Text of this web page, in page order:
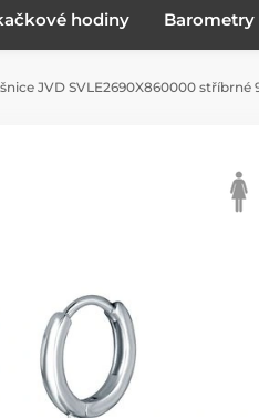
hodiny Barometry
JVD SVLE2690X860000 stříbrné